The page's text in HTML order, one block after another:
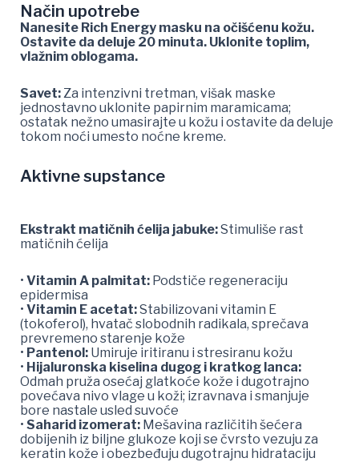
Način upotrebe
Nanesite Rich Energy masku na očišćenu kožu.
Ostavite da deluje 20 minuta. Uklonite toplim,
vlažnim oblogama.
Savet: Za intenzivni tretman, višak maske
jednostavno uklonite papirnim maramicama;
ostatak nežno umasirajte u kožu i ostavite da deluje
tokom noći umesto noćne kreme.
Aktivne supstance
Ekstrakt matičnih ćelija jabuke:Stimuliše rast
matičnih ćelija
• Vitamin A palmitat: Podstiče regeneraciju
epidermisa
• Vitamin E acetat:Stabilizovani vitamin E
(tokoferol), hvatač slobodnih radikala, sprečava
prevremeno starenje kože
• Pantenol: Umiruje iritiranu i stresiranu kožu
• Hijaluronska kiselina dugog i kratkog lanca:
Odmah pruža osećaj glatkoće kože i dugotrajno
povećava nivo vlage u koži; izravnava i smanjuje
bore nastale usled suvoće
• Saharid izomerat: Mešavina različitih šećera
dobijenih iz biljne glukoze koji se čvrsto vezuju za
keratin kože i obezbeđuju dugotrajnu hidrataciju